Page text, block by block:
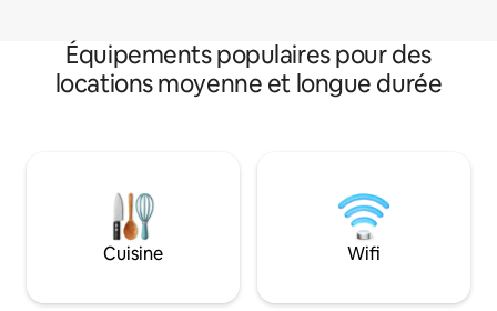
Équipements populaires pour des
locations moyenne et longue durée
Cuisine Wifi